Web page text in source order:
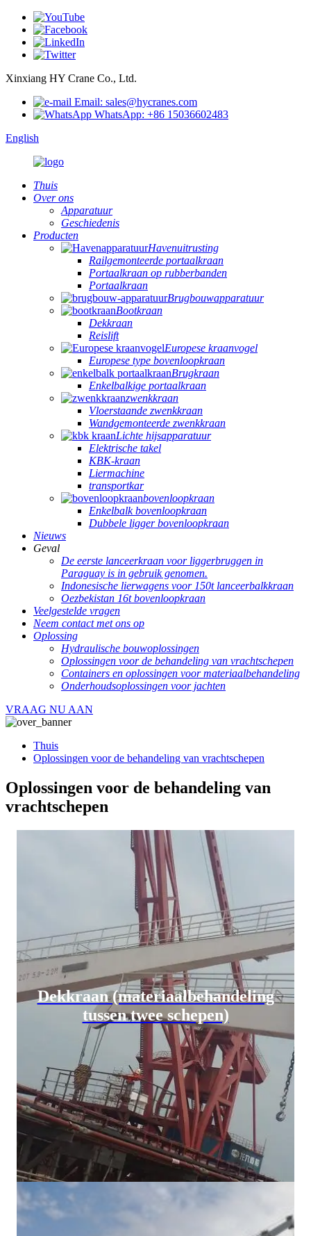
Xinxiang HY Crane Co., Ltd.
Email: sales@hycranes.com
WhatsApp: +86 15036602483
English
Thuis
Over ons
Apparatuur
Geschiedenis
Producten
Havenuitrusting
Railgemonteerde portaalkraan
Portaalkraan op rubberbanden
Portaalkraan
Brugbouwapparatuur
Bootkraan
Dekkraan
Reislift
Europese kraanvogel
Europese type bovenloopkraan
Brugkraan
Enkelbalkige portaalkraan
zwenkkraan
Vloerstaande zwenkkraan
Wandgemonteerde zwenkkraan
Lichte hijsapparatuur
Elektrische takel
KBK-kraan
Liermachine
transportkar
bovenloopkraan
Enkelbalk bovenloopkraan
Dubbele ligger bovenloopkraan
Nieuws
Geval
De eerste lanceerkraan voor liggerbruggen in
Paraguay is in gebruik genomen.
Indonesische lierwagens voor 150t lanceerbalkkraan
Oezbekistan 16t bovenloopkraan
Veelgestelde vragen
Neem contact met ons op
Oplossing
Hydraulische bouwoplossingen
Oplossingen voor de behandeling van vrachtschepen
Containers en oplossingen voor materiaalbehandeling
Onderhoudsoplossingen voor jachten
VRAAG NU AAN
Thuis
Oplossingen voor de behandeling van vrachtschepen
Oplossingen voor de behandeling van
vrachtschepen
Dekkraan (materiaalbehandeling
tussen twee schepen)